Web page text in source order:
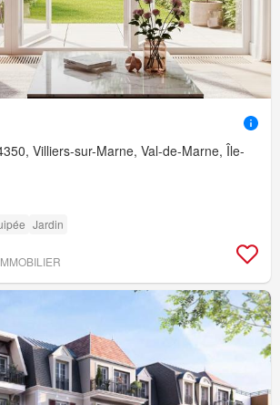
Villiers-sur-Marne, Val-de-Marne, Île-
Jardin